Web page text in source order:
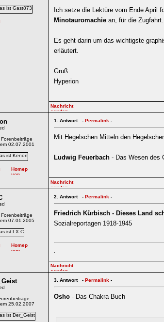
Ich setze die Lektüre vom Ende April
Minotauromachie an, für die Zugfahrt.
Es geht darin um das wichtigste
erläutert.
Gruß
Hyperion
Forenbeiträge
02.07.2001
1. Antwort - Permalink -
Mit Hegelschen Mitteln den
Ludwig Feuerbach - Das Wesen des
Forenbeiträge
07.01.2005
2. Antwort - Permalink -
Friedrich Kürbisch - Dieses Land
Sozialreportagen 1918-1945
.
25.02.2007
3. Antwort - Permalink -
Osho - Das Chakra Buch